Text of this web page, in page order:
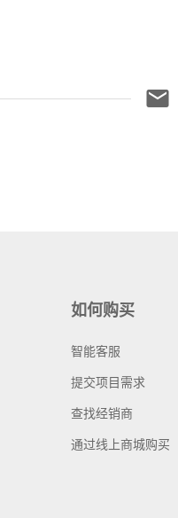
如何购买
智能客服
提交项目需求
查找经销商
通过线上商城购买